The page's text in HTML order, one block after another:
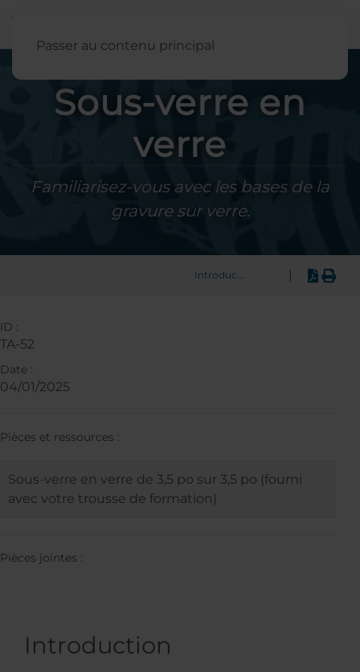
Passer au contenu principal
Sous-verre en
verre
Familiarisez-vous avec les bases de la
gravure sur verre.
Introduction
Introduction
ID :
TA-52
Date :
04/01/2025
Pièces et ressources :
Sous-verre en verre de 3,5 po sur 3,5 po (fourni
avec votre trousse de formation)
Pièces jointes :